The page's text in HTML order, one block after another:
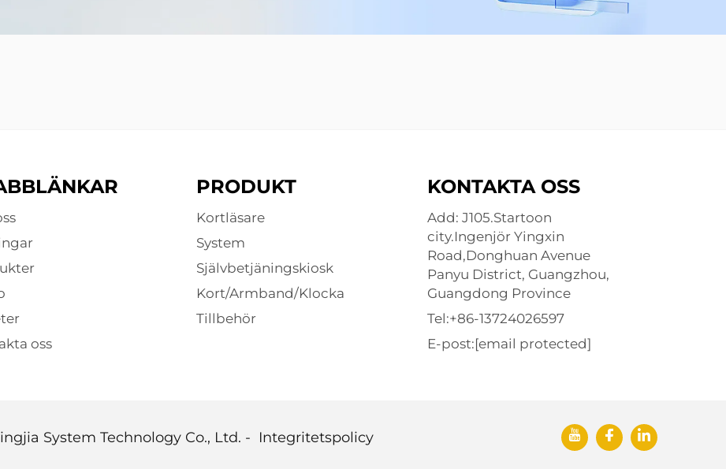
oss
PRODUKT
Kortläsare
System
Självbetjäningskiosk
Kort/Armband/Klocka
Tillbehör
KONTAKTA OSS
Add: J105.Startoon
city.Ingenjör Yingxin
Road,Donghuan Avenue
Panyu District, Guangzhou,
Guangdong Province
Tel:+86-13724026597
E-post:[email protected]
System Technology Co., Ltd. - Integritetspolicy